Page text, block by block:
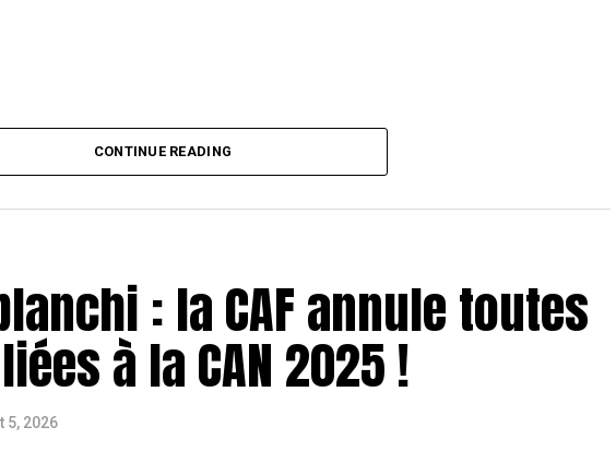
CONTINUE READING
: la CAF annule toutes
à la CAN 2025 !
5, 2026